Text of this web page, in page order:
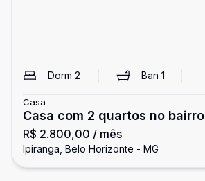
Dorm 2 Ban 1
Casa
Casa com 2 quartos no bairro
Ipiranga para alugar
R$ 2.800,00 / mês
Ipiranga, Belo Horizonte - MG